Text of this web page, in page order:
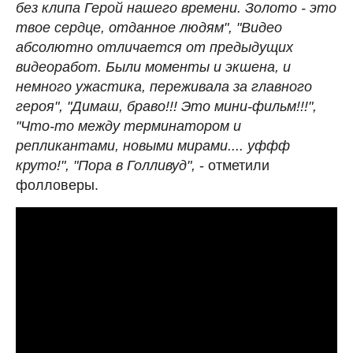
без клипа Герой нашего времени. Золото - это
твое сердце, отданное людям", "Видео
абсолютно отличается от предыдущих
видеоработ. Были моменты и экшена, и
немного ужастика, переживала за главного
героя", "Димаш, браво!!! Это мини-фильм!!!",
"Что-то между терминатором и
репликантами, новыми мирами.... уффф
круто!", "Пора в Голливуд", - отметили
фолловеры.